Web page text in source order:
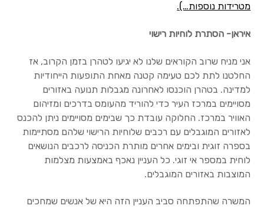
מטרידות נוספות…).
איראן- הסתרת לוחיות רישוי
אני מניח שרוב הקוראים שלנו לא יגיעו לטהרן בזמן הקרוב, אז
החלטנו לתת לכם טעימה קטנה מאחת התופעות הייחודיות
למדינה. בטהרן הוכנסו לאחרונה מגבלות תנועה באזורים
מסויימים במרכז העיר כדי להוריד מהעומס בדרכים ומזיהום
האוויר במרכז. החלוקה עובדת כך שבימים מסויימים ניתן להכנס
לאזורים המוגבלים עם רכבים שלוחיות הרישוי שלהם מסתיימות
בספרה זוגית ובימים אחרים מותרת הכניסה לרכבים הנושאים
לוחית במספר אי זוגי. כל העניין נאכף באמצעות מצלמות
המוצבות באזורים המוגבלים.
המשרה שהתפתחה סביב העניין הזה היא של אנשים שמחכים